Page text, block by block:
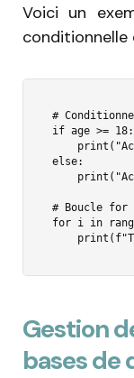
Voici un
conditionnelle
#
if age >= 18:
else:
# Boucle for
for i in
Gestion
bases de